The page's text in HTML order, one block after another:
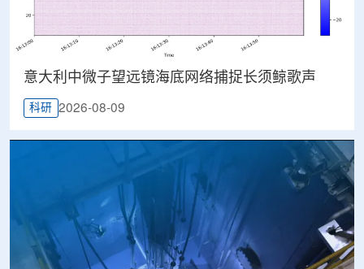
意大利中微子望远镜海底网络捕捉长须鲸歌声
科研 2026-08-09